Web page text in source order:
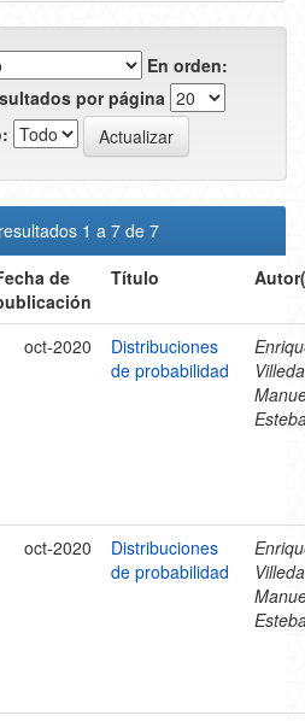
En orden:
por página
1 a 7 de 7
de
Título
oct-2020
Distribuciones
de probabilidad
oct-2020
Distribuciones
de probabilidad